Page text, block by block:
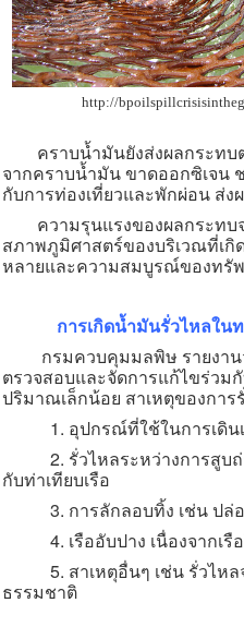
http://
คราบน้ำมันยังส่งผลกระทบต่
จากคราบน้ำมัน ขาดออกซิเจน
กับการท่องเที่ยวและพักผ่อน ส่
ความรุนแรงของผลกระทบ
สภาพภูมิศาสตร์ของบริเวณที่เกิ
หลายและความสมบูรณ์ของทรั
การเกิดน้ำมันรั่วไหลใน
กรมควบคุมมลพิษ รายงานว่า
ตรวจสอบและจัดการแก้ไขร่วม
ปริมาณเล็กน้อย สาเหตุของกา
1. อุปกรณ์ที่ใช้ในการเดินเ
2. รั่วไหลระหว่างการสูบถ่า
กับท่าเทียบเรือ
3. การลักลอบทิ้ง เช่น ปล่อ
4. เรืออับปาง เนื่องจากเรื
5. สาเหตุอื่นๆ เช่น รั่วไหลจ
ธรรมชาติ